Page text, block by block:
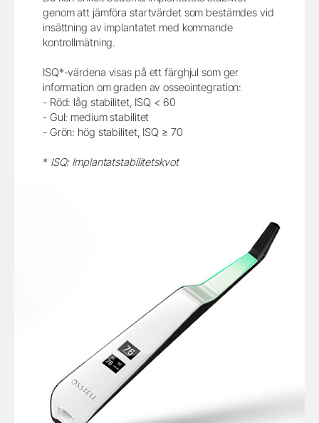
genom att jämföra startvärdet som bestämdes vid
insättning av implantatet med kommande
kontrollmätning.
ISQ*-värdena visas på ett färghjul som ger
information om graden av osseointegration:
- Röd: låg stabilitet, ISQ < 60
- Gul: medium stabilitet
- Grön: hög stabilitet, ISQ ≥ 70
* ISQ: Implantatstabilitetskvot